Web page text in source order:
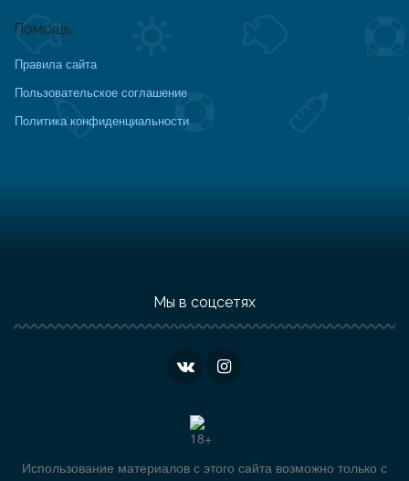
Помощь
Правила сайта
Пользовательское соглашение
Политика конфиденциальности
Мы в соцсетях
Использование материалов с этого сайта возможно только с